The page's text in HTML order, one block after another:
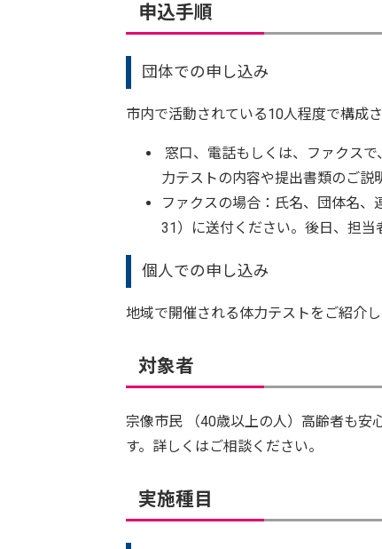
申込手順
団体での申し込み
市内で活動されている10人程度で構成
窓口、電話もしくは、ファクス
力テストの内容や提出書類のご説
ファクスの場合：氏名、団体名
31）に送付ください。後日、担当
個人での申し込み
地域で開催される体力テストをご紹介し
対象者
宗像市民 （40歳以上の人）高齢者も安
す。詳しくはご相談ください。
実施種目